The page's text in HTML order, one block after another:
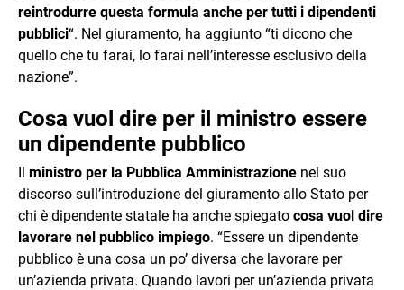
reintrodurre questa formula anche per tutti i dipendenti
pubblici“. Nel giuramento, ha aggiunto “ti dicono che
quello che tu farai, lo farai nell’interesse esclusivo della
nazione”.
Cosa vuol dire per il ministro essere
un dipendente pubblico
Il ministro per la Pubblica Amministrazione nel suo
discorso sull’introduzione del giuramento allo Stato per
chi è dipendente statale ha anche spiegato cosa vuol dire
lavorare nel pubblico impiego. “Essere un dipendente
pubblico è una cosa un po’ diversa che lavorare per
un’azienda privata. Quando lavori per un’azienda privata